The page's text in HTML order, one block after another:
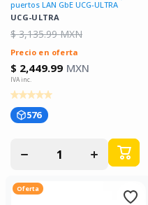
UCG-ULTRA
puertos LAN GbE UCG-ULTRA
$ 3,135.99 MXN
Precio en oferta
$ 2,449.99 MXN
576
cantidad
Aumentar
cantidad
para
Oferta